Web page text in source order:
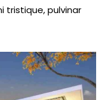
tristique, pulvinar